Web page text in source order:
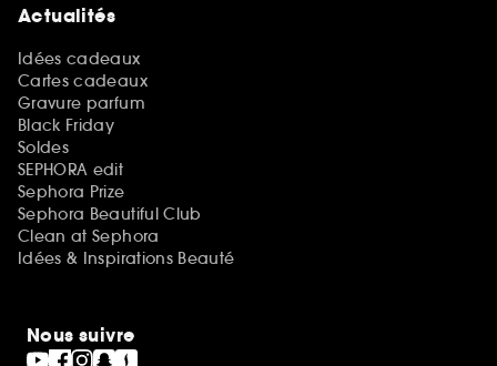
Actualités
Idées cadeaux
Cartes cadeaux
Gravure parfum
Black Friday
Soldes
SEPHORA edit
Sephora Prize
Sephora Beautiful Club
Clean at Sephora
Idées & Inspirations Beauté
Nous suivre